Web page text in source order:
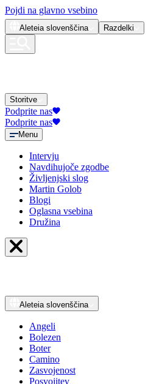
Pojdi na glavno vsebino
Aleteia slovenščina Razdelki
Storitve
Podprite nas
Podprite nas
Menu
Intervju
Navdihujoče zgodbe
Življenjski slog
Martin Golob
Blogi
Oglasna vsebina
Družina
Aleteia slovenščina
Angeli
Bolezen
Boter
Camino
Zasvojenost
Posvojitev